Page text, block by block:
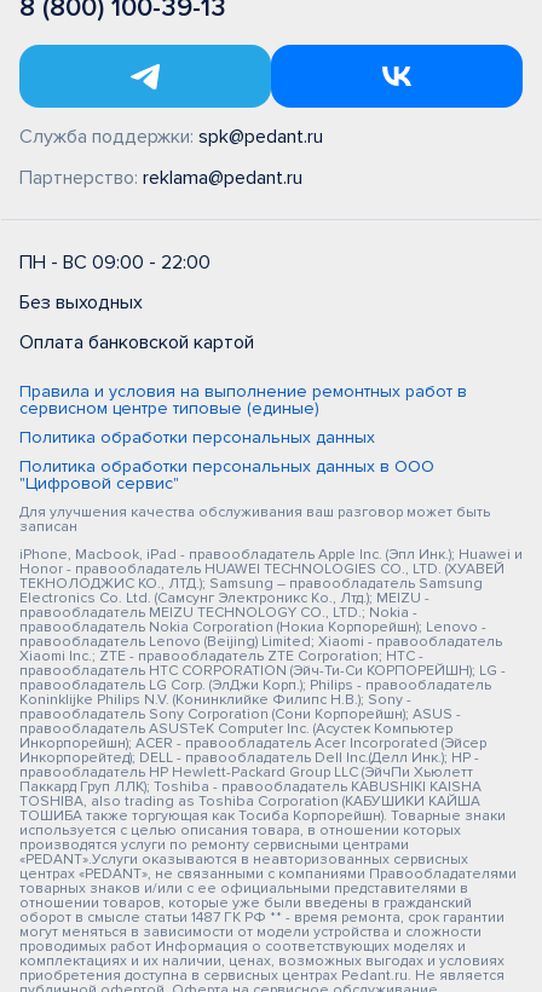
8 (800) 100-39-13
Служба поддержки: spk@pedant.ru
Партнерство: reklama@pedant.ru
ПН - ВС 09:00 - 22:00
Без выходных
Оплата банковской картой
Правила и условия на выполнение ремонтных работ в
сервисном центре типовые (единые)
Политика обработки персональных данных
Политика обработки персональных данных в ООО
"Цифровой сервис"
Для улучшения качества обслуживания ваш разговор может быть
записан
iPhone, Macbook, iPad - правообладатель Apple Inc. (Эпл Инк.); Huawei и
Honor - правообладатель HUAWEI TECHNOLOGIES CO., LTD. (ХУАВЕЙ
ТЕКНОЛОДЖИС КО., ЛТД.); Samsung – правообладатель Samsung
Electronics Co. Ltd. (Самсунг Электроникс Ко., Лтд.); MEIZU -
правообладатель MEIZU TECHNOLOGY CO., LTD.; Nokia -
правообладатель Nokia Corporation (Нокиа Корпорейшн); Lenovo -
правообладатель Lenovo (Beijing) Limited; Xiaomi - правообладатель
Xiaomi Inc.; ZTE - правообладатель ZTE Corporation; HTC -
правообладатель HTC CORPORATION (Эйч-Ти-Си КОРПОРЕЙШН); LG -
правообладатель LG Corp. (ЭлДжи Корп.); Philips - правообладатель
Koninklijke Philips N.V. (Конинклийке Филипс Н.В.); Sony -
правообладатель Sony Corporation (Сони Корпорейшн); ASUS -
правообладатель ASUSTeK Computer Inc. (Асустек Компьютер
Инкорпорейшн); ACER - правообладатель Acer Incorporated (Эйсер
Инкорпорейтед); DELL - правообладатель Dell Inc.(Делл Инк.); HP -
правообладатель HP Hewlett-Packard Group LLC (ЭйчПи Хьюлетт
Паккард Груп ЛЛК); Toshiba - правообладатель KABUSHIKI KAISHA
TOSHIBA, also trading as Toshiba Corporation (КАБУШИКИ КАЙША
ТОШИБА также торгующая как Тосиба Корпорейшн). Товарные знаки
используется с целью описания товара, в отношении которых
производятся услуги по ремонту сервисными центрами
«PEDANT».Услуги оказываются в неавторизованных сервисных
центрах «PEDANT», не связанными с компаниями Правообладателями
товарных знаков и/или с ее официальными представителями в
отношении товаров, которые уже были введены в гражданский
оборот в смысле статьи 1487 ГК РФ ** - время ремонта, срок гарантии
могут меняться в зависимости от модели устройства и сложности
проводимых работ Информация о соответствующих моделях и
комплектациях и их наличии, ценах, возможных выгодах и условиях
приобретения доступна в сервисных центрах Pedant.ru. Не является